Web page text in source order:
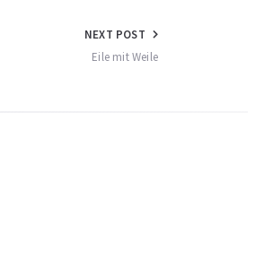
NEXT POST
Eile mit Weile